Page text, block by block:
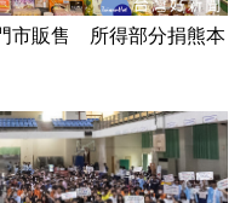
市販售 所得部分捐熊本